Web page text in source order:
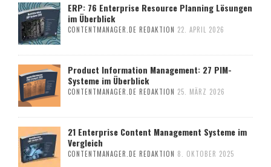
ERP: 76 Enterprise Resource Planning Lösungen
im Überblick
CONTENTMANAGER.DE REDAKTION 22. APRIL 2026
Product Information Management: 27 PIM-
Systeme im Überblick
CONTENTMANAGER.DE REDAKTION 25. MÄRZ 2026
21 Enterprise Content Management Systeme im
Vergleich
CONTENTMANAGER.DE REDAKTION 8. OKTOBER 2025